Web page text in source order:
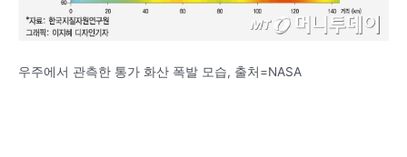
우주에서 관측한 통가 화산 폭발 모습, 출처=NASA